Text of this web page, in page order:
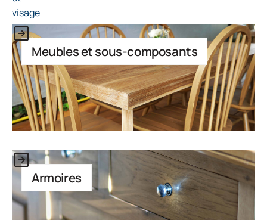
Meubles et sous-composants
Il s'agit d'un texte à l'intérieur d'un bloc div.
Armoires
Il s'agit d'un texte à l'intérieur d'un bloc div.